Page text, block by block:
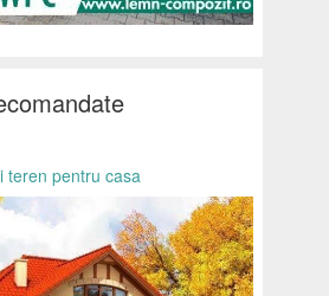
teren pentru casa